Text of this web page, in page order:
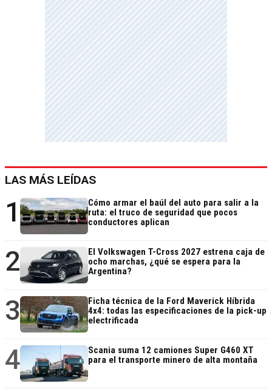
LAS MÁS LEÍDAS
1
Cómo armar el baúl del auto para salir a la
ruta: el truco de seguridad que pocos
conductores aplican
2
El Volkswagen T-Cross 2027 estrena caja de
ocho marchas, ¿qué se espera para la
Argentina?
3
Ficha técnica de la Ford Maverick Híbrida
4x4: todas las especificaciones de la pick-up
electrificada
4
Scania suma 12 camiones Super G460 XT
para el transporte minero de alta montaña